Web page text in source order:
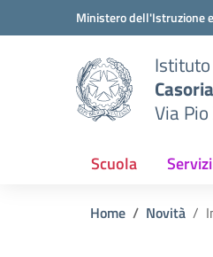
Vai ai contenuti
Vai al menu di navigazione
Ministero dell'Istruzione
Via
Scuola Servizi
Home Novità